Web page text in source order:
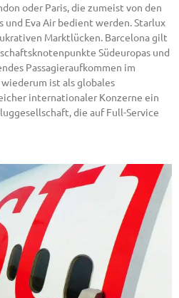
oder Paris, die zumeist von den
Eva Air bedient werden. Starlux
Marktlücken. Barcelona gilt
Südeuropas und
Passagieraufkommen im
ist als globales
internationaler Konzerne ein
die auf Full-Service